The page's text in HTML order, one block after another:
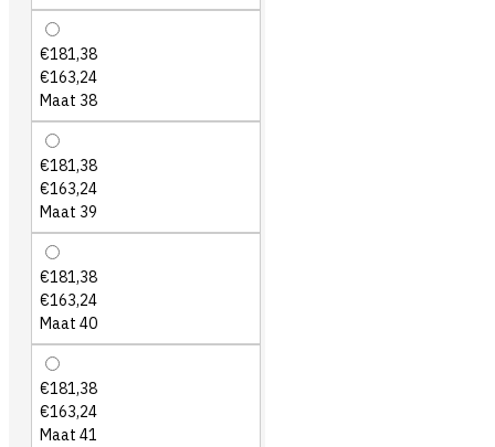
€181,38
€163,24
Maat 38
€181,38
€163,24
Maat 39
€181,38
€163,24
Maat 40
€181,38
€163,24
Maat 41